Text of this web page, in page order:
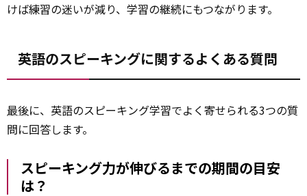
けば練習の迷いが減り、学習の継続にもつながります。
英語のスピーキングに関するよくある質問
最後に、英語のスピーキング学習でよく寄せられる3つの質
問に回答します。
スピーキング力が伸びるまでの期間の目安
は？